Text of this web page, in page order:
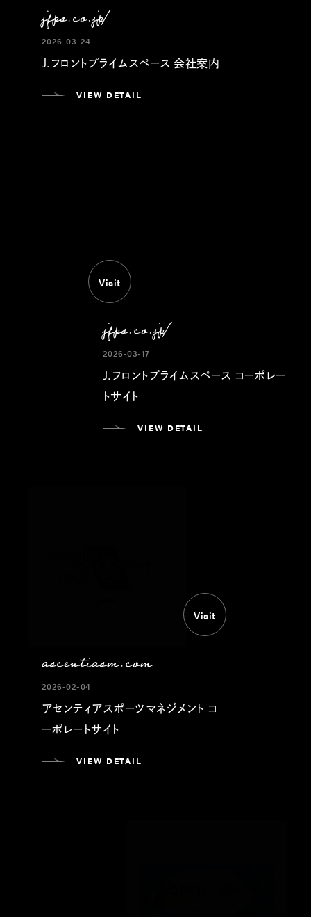
jfps.co.jp/
2026-03-24
J.フロントプライムスペース 会社案内
VIEW DETAIL
Visit
jfps.co.jp/
2026-03-17
J.フロントプライムスペース コーポレー
トサイト
VIEW DETAIL
Visit
ascentiasm.com
2026-02-04
アセンティアスポーツマネジメント コ
ーポレートサイト
VIEW DETAIL